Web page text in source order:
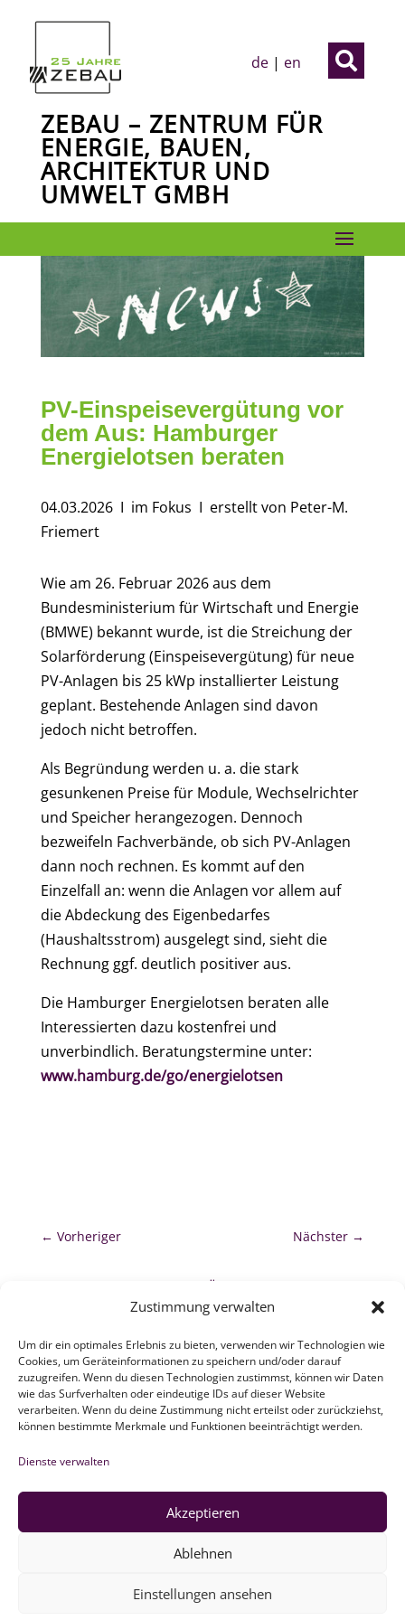
Zustimmung verwalten
Um dir ein optimales Erlebnis zu bieten, verwenden wir Technologien wie
Cookies, um Geräteinformationen zu speichern und/oder darauf
zuzugreifen. Wenn du diesen Technologien zustimmst, können wir Daten
wie das Surfverhalten oder eindeutige IDs auf dieser Website
verarbeiten. Wenn du deine Zustimmung nicht erteilst oder zurückziehst,
können bestimmte Merkmale und Funktionen beeinträchtigt werden.
Dienste verwalten
Akzeptieren
Ablehnen
Einstellungen ansehen

de | en
ZEBAU – ZENTRUM FÜR
ENERGIE, BAUEN,
ARCHITEKTUR UND
UMWELT GMBH
PV-Einspeisevergütung vor
dem Aus: Hamburger
Energielotsen beraten
04.03.2026 I im Fokus I erstellt von Peter-M.
Friemert
Wie am 26. Februar 2026 aus dem
Bundesministerium für Wirtschaft und Energie
(BMWE) bekannt wurde, ist die Streichung der
Solarförderung (Einspeisevergütung) für neue
PV-Anlagen bis 25 kWp installierter Leistung
geplant. Bestehende Anlagen sind davon
jedoch nicht betroffen.
Als Begründung werden u. a. die stark
gesunkenen Preise für Module, Wechselrichter
und Speicher herangezogen. Dennoch
bezweifeln Fachverbände, ob sich PV-Anlagen
dann noch rechnen. Es kommt auf den
Einzelfall an: wenn die Anlagen vor allem auf
die Abdeckung des Eigenbedarfes
(Haushaltsstrom) ausgelegt sind, sieht die
Rechnung ggf. deutlich positiver aus.
Die Hamburger Energielotsen beraten alle
Interessierten dazu kostenfrei und
unverbindlich. Beratungstermine unter:
www.hamburg.de/go/energielotsen
← Vorheriger Nächster →
zurück zur Übersicht
ZEBAU GMBH